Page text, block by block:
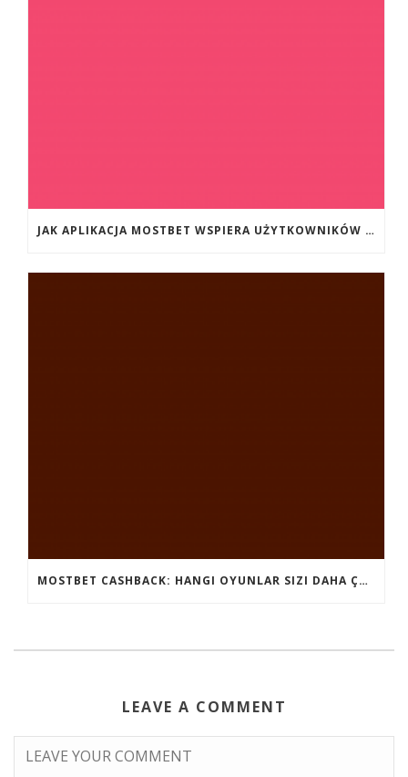
JAK APLIKACJA MOSTBET WSPIERA UŻYTKOWNIKÓW ANDROIDA?
MOSTBET CASHBACK: HANGI OYUNLAR SIZI DAHA ÇOX QAZANA BILƏR?
LEAVE A COMMENT